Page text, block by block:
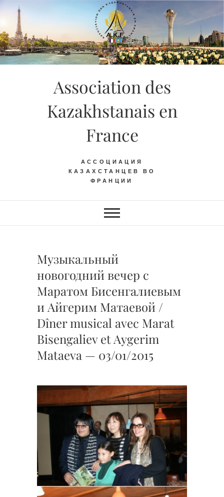
Skip
content
Association des
Kazakhstanais en
France
АССОЦИАЦИЯ
КАЗАХСТАНЦЕВ ВО
ФРАНЦИИ
Музыкальный
новогодний вечер с
Маратом Бисенгалиевым
и Айгерим Матаевой /
Dîner musical avec Marat
Bisengaliev et Aygerim
Mataeva — 03/01/2015